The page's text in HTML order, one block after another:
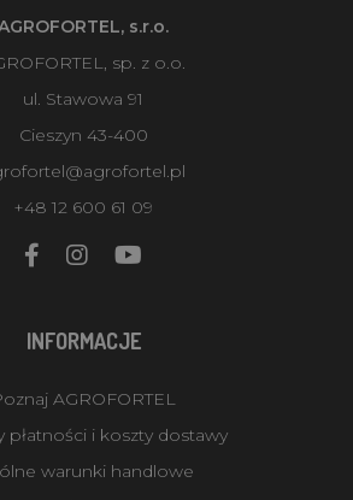
s.r.o.
sp. z o.o.
ul. Stawowa 91
Cieszyn 43-400
+48 12 600 61 09
INFORMACJE
AGROFORTEL
płatności i koszty dostawy
warunki handlowe